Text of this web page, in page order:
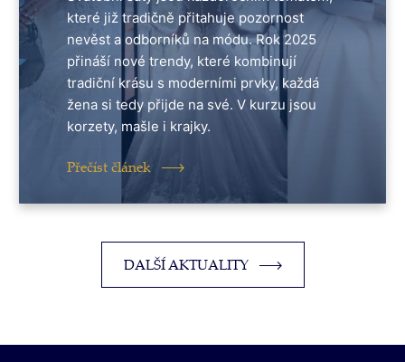
které již tradičně přitahuje pozornost
nevěst a odborníků na módu. Rok 2025
přináší nové trendy, které kombinují
tradiční krásu s moderními prvky, každá
žena si tedy přijde na své. V kurzu jsou
korzety, mašle i krajky.
Přečíst článek
DALŠÍ AKTUALITY